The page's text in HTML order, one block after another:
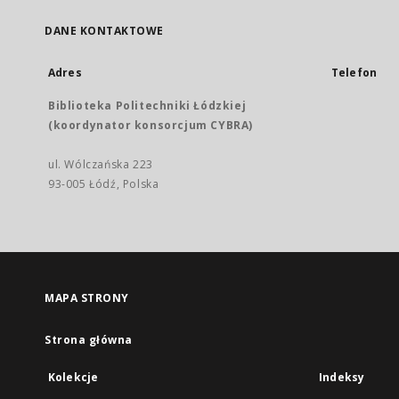
DANE KONTAKTOWE
Adres
Biblioteka Politechniki Łódzkiej
(koordynator konsorcjum CYBRA)
ul. Wólczańska 223
93-005 Łódź, Polska
Telefon
MAPA STRONY
Strona główna
Kolekcje Indeksy